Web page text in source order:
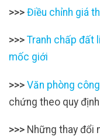
>>> Điều chỉnh giá
>>> Tranh chấp đất
mốc giới
>>> Văn phòng
chứng theo quy
>>> Những thay đổi